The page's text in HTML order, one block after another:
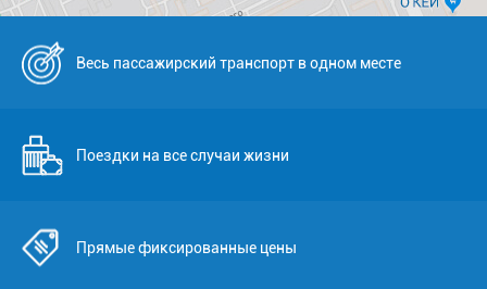
Весь пассажирский транспорт в одном месте
Поездки на все случаи жизни
Прямые фиксированные цены